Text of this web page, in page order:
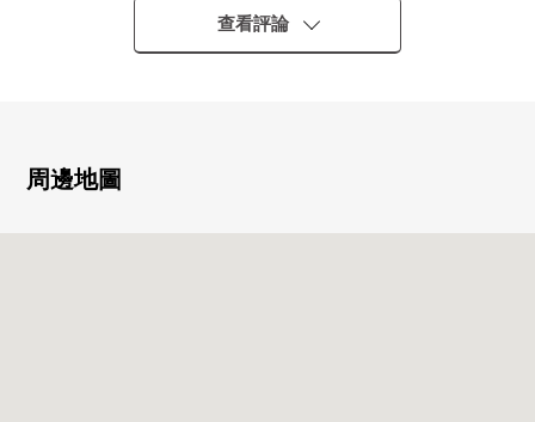
・鋼筋混凝土造6階建2樓部分
・陽光在東南朝向良好(依據天氣好壞)
查看評論
周邊地圖